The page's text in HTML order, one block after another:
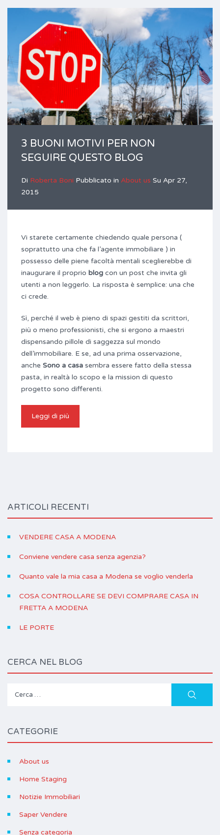
3 BUONI MOTIVI PER NON
SEGUIRE QUESTO BLOG
Di Roberta Boni Pubblicato in About us Su Apr 27,
2015
Vi starete certamente chiedendo quale persona (
soprattutto una che fa l’agente immobiliare ) in
possesso delle piene facoltà mentali sceglierebbe di
inaugurare il proprio blog con un post che invita gli
utenti a non leggerlo. La risposta è semplice: una che
ci crede.
Sì, perché il web è pieno di spazi gestiti da scrittori,
più o meno professionisti, che si ergono a maestri
dispensando pillole di saggezza sul mondo
dell’immobiliare. E se, ad una prima osservazione,
anche Sono a casa sembra essere fatto della stessa
pasta, in realtà lo scopo e la mission di questo
progetto sono differenti.
Leggi di più
ARTICOLI RECENTI
VENDERE CASA A MODENA
Conviene vendere casa senza agenzia?
Quanto vale la mia casa a Modena se voglio venderla
COSA CONTROLLARE SE DEVI COMPRARE CASA IN
FRETTA A MODENA
LE PORTE
CERCA NEL BLOG
Ricerca
CATEGORIE
About us
Home Staging
Notizie Immobiliari
Saper Vendere
Senza categoria